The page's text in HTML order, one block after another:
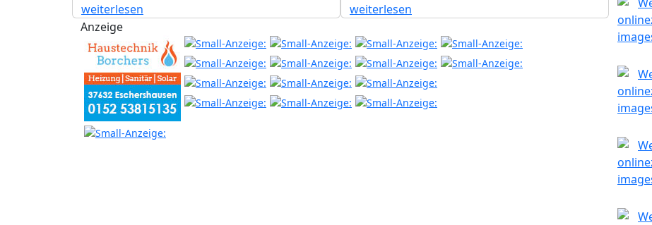
weiterlesen
weiterlesen
Anzeige